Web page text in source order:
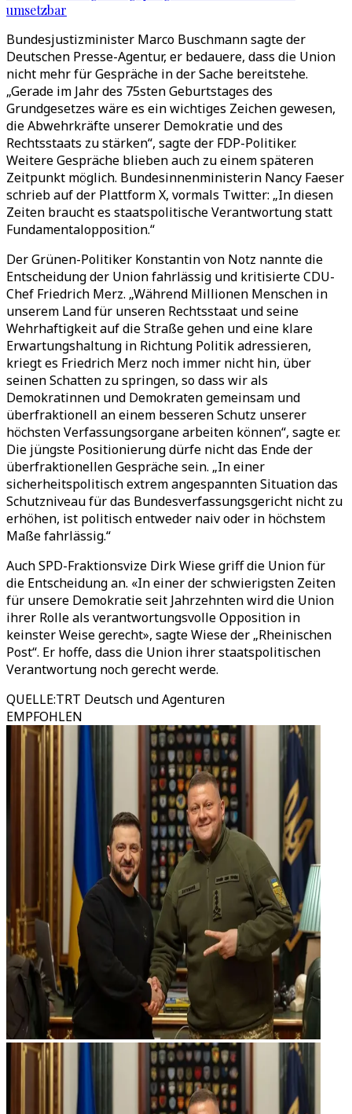
umsetzbar
Bundesjustizminister Marco Buschmann sagte der
Deutschen Presse-Agentur, er bedauere, dass die Union
nicht mehr für Gespräche in der Sache bereitstehe.
„Gerade im Jahr des 75sten Geburtstages des
Grundgesetzes wäre es ein wichtiges Zeichen gewesen,
die Abwehrkräfte unserer Demokratie und des
Rechtsstaats zu stärken“, sagte der FDP-Politiker.
Weitere Gespräche blieben auch zu einem späteren
Zeitpunkt möglich. Bundesinnenministerin Nancy Faeser
schrieb auf der Plattform X, vormals Twitter: „In diesen
Zeiten braucht es staatspolitische Verantwortung statt
Fundamentalopposition.“
Der Grünen-Politiker Konstantin von Notz nannte die
Entscheidung der Union fahrlässig und kritisierte CDU-
Chef Friedrich Merz. „Während Millionen Menschen in
unserem Land für unseren Rechtsstaat und seine
Wehrhaftigkeit auf die Straße gehen und eine klare
Erwartungshaltung in Richtung Politik adressieren,
kriegt es Friedrich Merz noch immer nicht hin, über
seinen Schatten zu springen, so dass wir als
Demokratinnen und Demokraten gemeinsam und
überfraktionell an einem besseren Schutz unserer
höchsten Verfassungsorgane arbeiten können“, sagte er.
Die jüngste Positionierung dürfe nicht das Ende der
überfraktionellen Gespräche sein. „In einer
sicherheitspolitisch extrem angespannten Situation das
Schutzniveau für das Bundesverfassungsgericht nicht zu
erhöhen, ist politisch entweder naiv oder in höchstem
Maße fahrlässig.“
Auch SPD-Fraktionsvize Dirk Wiese griff die Union für
die Entscheidung an. «In einer der schwierigsten Zeiten
für unsere Demokratie seit Jahrzehnten wird die Union
ihrer Rolle als verantwortungsvolle Opposition in
keinster Weise gerecht», sagte Wiese der „Rheinischen
Post“. Er hoffe, dass die Union ihrer staatspolitischen
Verantwortung noch gerecht werde.
QUELLE:TRT Deutsch und Agenturen
EMPFOHLEN